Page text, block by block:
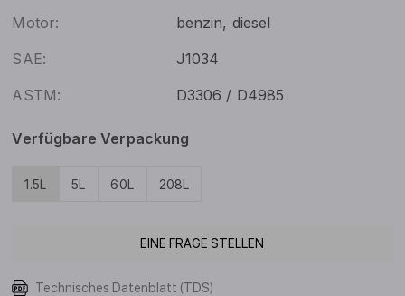
Motor:
benzin, diesel
SAE:
J1034
ASTM:
D3306 / D4985
Verfügbare Verpackung
1.5L 5L 60L 208L
EINE FRAGE STELLEN
Technisches Datenblatt (TDS)